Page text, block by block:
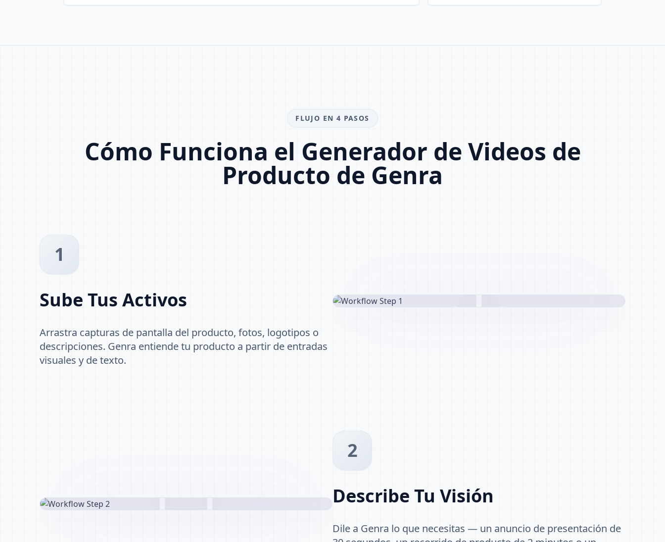
FLUJO EN 4 PASOS
Cómo Funciona el Generador de Videos de
Producto de Genra
1
Sube Tus Activos
Arrastra capturas de pantalla del producto, fotos, logotipos o
descripciones. Genra entiende tu producto a partir de entradas
visuales y de texto.
2
Describe Tu Visión
Dile a Genra lo que necesitas — un anuncio de presentación de